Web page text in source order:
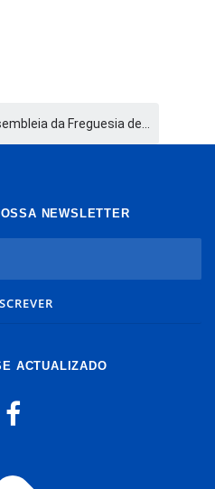
da Freguesia de...
NEWSLETTER
ACTUALIZADO